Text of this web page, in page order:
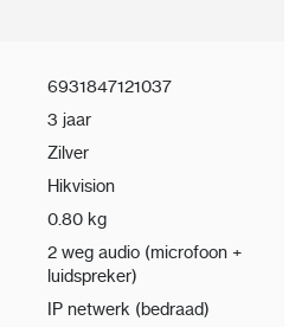
6931847121037
3 jaar
Zilver
Hikvision
0.80 kg
2 weg audio (microfoon +
luidspreker)
IP netwerk (bedraad)